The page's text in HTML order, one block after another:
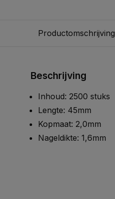
Productomschrijving
Beschrijving
Inhoud: 2500 stuks
Lengte: 45mm
Kopmaat: 2,0mm
Nageldikte: 1,6mm